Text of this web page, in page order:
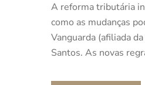
A reforma tributária
como as mudanças
Vanguarda (afiliada
Santos. As novas